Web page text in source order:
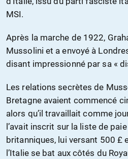
MSI.
Après la marche de 1922,
Mussolini et a envoyé à
disant impressionné par sa «
Les relations secrètes de
Bretagne avaient commencé
alors qu’il travaillait comme
l’avait inscrit sur la liste de
britanniques, lui versant 500 £
l’Italie se bat aux côtés du